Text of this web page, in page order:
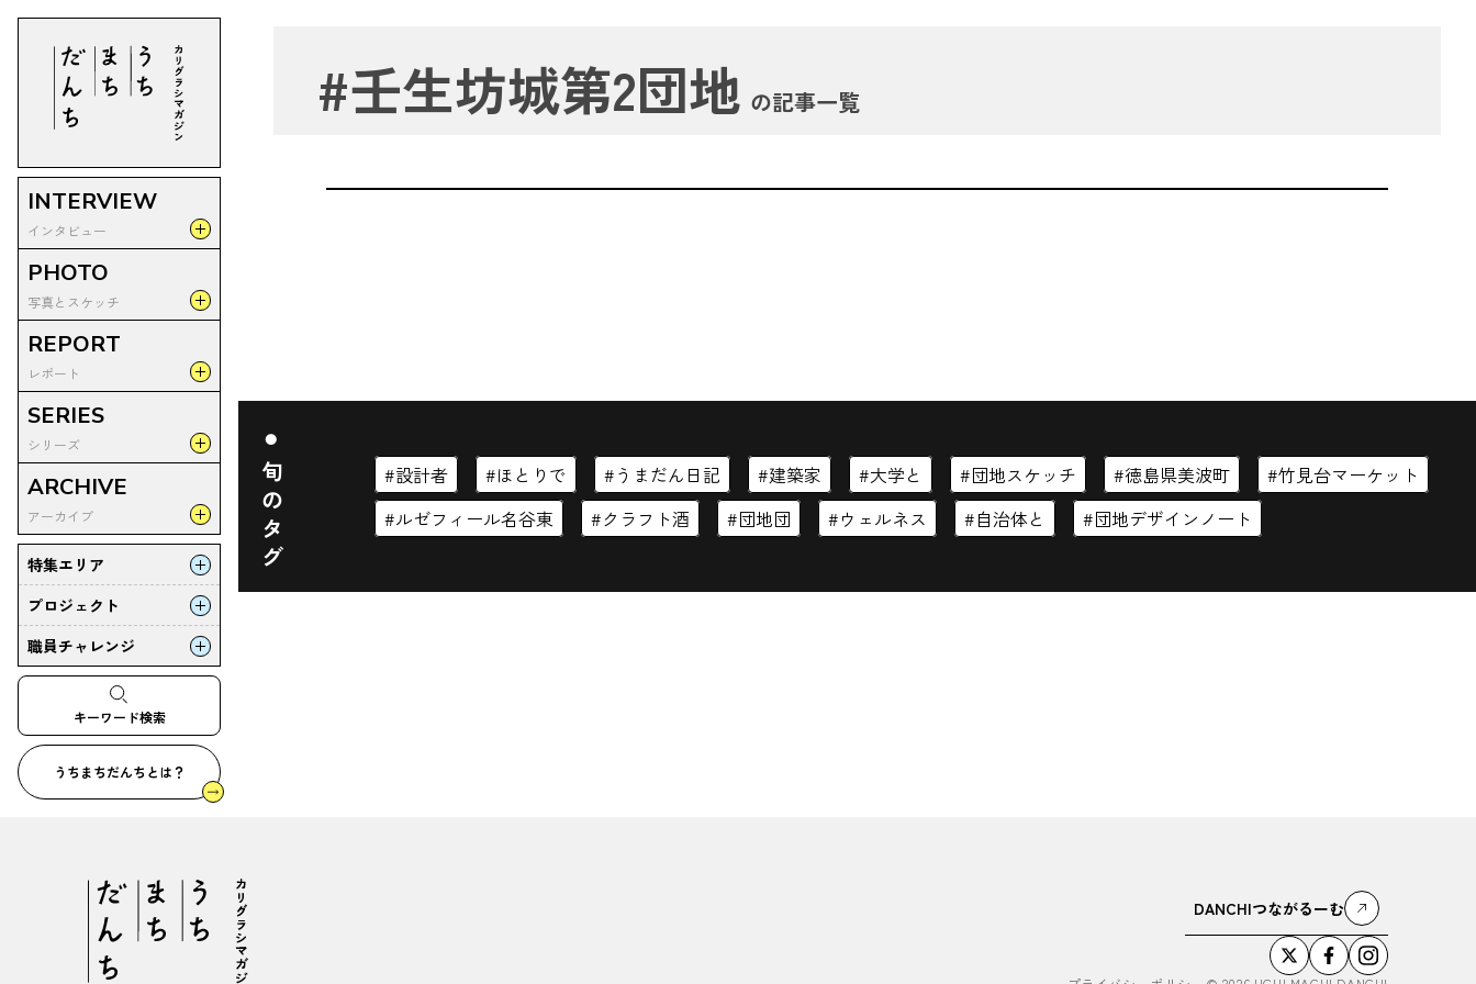
INTERVIEW
インタビュー
インタビュー
みんなで話す
PEOPLES
PHOTO
写真とスケッチ
団地×写真家
団地スケッチ
夜団地
部屋とカメラマン
REPORT
レポート
現場レポート
地域の名店
SERIES
シリーズ
週刊4.5畳(団地コラム)
部屋にうたえば（短歌）
うまだん日記
編集部・選
団地暮らしのあの人
花のある暮らし
ARCHIVE
アーカイブ
OURS.
美団地
特集エリア
森ノ宮
洛西ニュータウン
守口〜門真
名谷
うめきた
六地蔵、桃山、醍醐
プロジェクト
MUJI×UR
自治体と
大学と
ウェルネス
職員チャレンジ
パンと団地のいい関係
団地日和四季折々
キーワード検索
うちまちだんちとは？
#壬生坊城第2団地 の記事一覧
⚫︎旬のタグ 設計者 ほとりで うまだん日記 建築家 大学と 団地スケッチ 徳島県美波町
竹見台マーケット
ルゼフィール名谷東
クラフト酒 団地団 ウェルネス 自治体と 団地デザインノート
DANCHIつながるーむ